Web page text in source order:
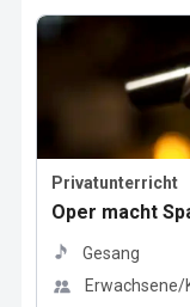
Privatunterricht
Oper macht
Gesang
Erwachsene/